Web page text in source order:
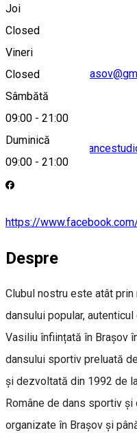
Joi
Closed
Vineri
Closed
Sâmbătă
09:00 - 21:00
Duminică
09:00 - 21:00
https://
https://
Despre
Clubul nostru este atât
dansului popular,
Vasiliu înființată în Brașov
dansului sportiv preluată
și dezvoltată din 1992 de
Române de dans sportiv
organizate în Brașov și